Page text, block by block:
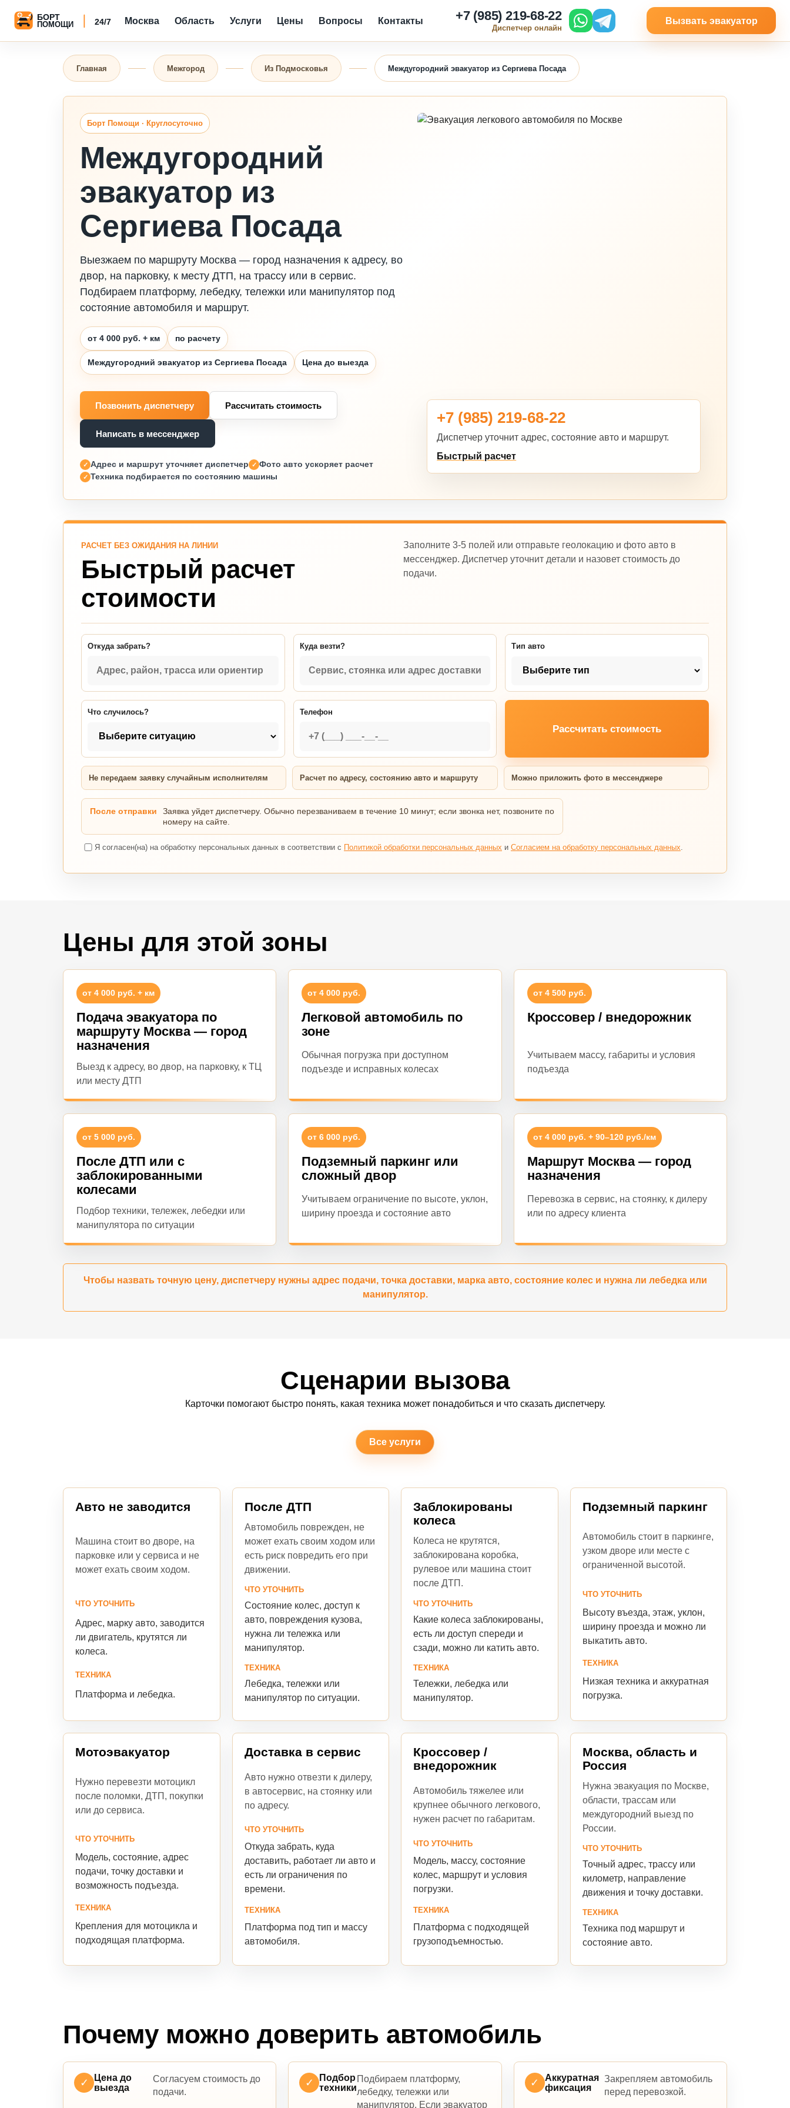
Москва Область Услуги Цены Вопросы Контакты +7 (985) 219-68-22
Диспетчер онлайн
Вызвать эвакуатор
Главная Межгород Из Подмосковья Междугородний эвакуатор из Сергиева Посада
Борт Помощи · Круглосуточно
Междугородний
эвакуатор из
Сергиева Посада
Выезжаем по маршруту Москва — город назначения к адресу, во
двор, на парковку, к месту ДТП, на трассу или в сервис.
Подбираем платформу, лебедку, тележки или манипулятор под
состояние автомобиля и маршрут.
от 4 000 руб. + км по расчету
Междугородний эвакуатор из Сергиева Посада Цена до выезда
Позвонить диспетчеру Рассчитать стоимость
Написать в мессенджер
Адрес и маршрут уточняет диспетчер
Фото авто ускоряет расчет
Техника подбирается по состоянию машины
+7 (985) 219-68-22
Диспетчер уточнит адрес, состояние авто и маршрут.
Быстрый расчет
РАСЧЕТ БЕЗ ОЖИДАНИЯ НА ЛИНИИ
Быстрый расчет
стоимости
Заполните 3-5 полей или отправьте геолокацию и фото авто в
мессенджер. Диспетчер уточнит детали и назовет стоимость до
подачи.
Откуда забрать? Куда везти? Тип авто
Что случилось? Телефон
Рассчитать стоимость
Не передаем заявку случайным исполнителям Расчет по адресу, состоянию авто и маршруту Можно приложить фото в мессенджере
После отправки
Заявка уйдет диспетчеру. Обычно перезваниваем в течение 10 минут; если звонка нет, позвоните по
номеру на сайте.
Я согласен(на) на обработку персональных данных в соответствии с Политикой обработки персональных данных и Согласием на обработку персональных данных.
Цены для этой зоны
от 4 000 руб. + км
Подача эвакуатора по
маршруту Москва — город
назначения
Выезд к адресу, во двор, на парковку, к ТЦ
или месту ДТП
от 4 000 руб.
Легковой автомобиль по
зоне
Обычная погрузка при доступном
подъезде и исправных колесах
от 4 500 руб.
Кроссовер / внедорожник
Учитываем массу, габариты и условия
подъезда
от 5 000 руб.
После ДТП или с
заблокированными
колесами
Подбор техники, тележек, лебедки или
манипулятора по ситуации
от 6 000 руб.
Подземный паркинг или
сложный двор
Учитываем ограничение по высоте, уклон,
ширину проезда и состояние авто
от 4 000 руб. + 90–120 руб./км
Маршрут Москва — город
назначения
Перевозка в сервис, на стоянку, к дилеру
или по адресу клиента
Чтобы назвать точную цену, диспетчеру нужны адрес подачи, точка доставки, марка авто, состояние колес и нужна ли лебедка или
манипулятор.
Сценарии вызова
Карточки помогают быстро понять, какая техника может понадобиться и что сказать диспетчеру.
Все услуги
Авто не заводится
Машина стоит во дворе, на
парковке или у сервиса и не
может ехать своим ходом.
ЧТО УТОЧНИТЬ
Адрес, марку авто, заводится
ли двигатель, крутятся ли
колеса.
ТЕХНИКА
Платформа и лебедка.
После ДТП
Автомобиль поврежден, не
может ехать своим ходом или
есть риск повредить его при
движении.
ЧТО УТОЧНИТЬ
Состояние колес, доступ к
авто, повреждения кузова,
нужна ли тележка или
манипулятор.
ТЕХНИКА
Лебедка, тележки или
манипулятор по ситуации.
Заблокированы
колеса
Колеса не крутятся,
заблокирована коробка,
рулевое или машина стоит
после ДТП.
ЧТО УТОЧНИТЬ
Какие колеса заблокированы,
есть ли доступ спереди и
сзади, можно ли катить авто.
ТЕХНИКА
Тележки, лебедка или
манипулятор.
Подземный паркинг
Автомобиль стоит в паркинге,
узком дворе или месте с
ограниченной высотой.
ЧТО УТОЧНИТЬ
Высоту въезда, этаж, уклон,
ширину проезда и можно ли
выкатить авто.
ТЕХНИКА
Низкая техника и аккуратная
погрузка.
Мотоэвакуатор
Нужно перевезти мотоцикл
после поломки, ДТП, покупки
или до сервиса.
ЧТО УТОЧНИТЬ
Модель, состояние, адрес
подачи, точку доставки и
возможность подъезда.
ТЕХНИКА
Крепления для мотоцикла и
подходящая платформа.
Доставка в сервис
Авто нужно отвезти к дилеру,
в автосервис, на стоянку или
по адресу.
ЧТО УТОЧНИТЬ
Откуда забрать, куда
доставить, работает ли авто и
есть ли ограничения по
времени.
ТЕХНИКА
Платформа под тип и массу
автомобиля.
Кроссовер /
внедорожник
Автомобиль тяжелее или
крупнее обычного легкового,
нужен расчет по габаритам.
ЧТО УТОЧНИТЬ
Модель, массу, состояние
колес, маршрут и условия
погрузки.
ТЕХНИКА
Платформа с подходящей
грузоподъемностью.
Москва, область и
Россия
Нужна эвакуация по Москве,
области, трассам или
междугородний выезд по
России.
ЧТО УТОЧНИТЬ
Точный адрес, трассу или
километр, направление
движения и точку доставки.
ТЕХНИКА
Техника под маршрут и
состояние авто.
Почему можно доверить автомобиль
✓
Цена до
выезда
Согласуем стоимость до
подачи.
✓
Подбор
техники
Подбираем платформу,
лебедку, тележки или
манипулятор. Если эвакуатор
✓
Аккуратная
фиксация
Закрепляем автомобиль
перед перевозкой.